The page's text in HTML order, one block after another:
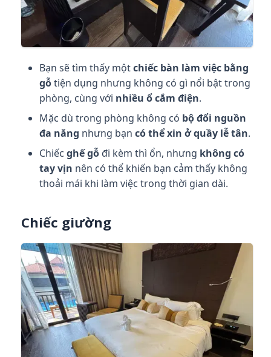
Bạn sẽ tìm thấy mộtchiếc bàn làm việc bằng
gỗtiện dụng nhưng không có gì nổi bật trong
phòng, cùng với nhiều ổ cắm điện.
Mặc dù trong phòng không có bộ đổi nguồn
đa năng nhưng bạn có thể xin ở quầy lễ tân.
Chiếc ghế gỗđi kèm thì ổn, nhưng không có
tay vịn nên có thể khiến bạn cảm thấy không
thoải mái khi làm việc trong thời gian dài.
Chiếc giường